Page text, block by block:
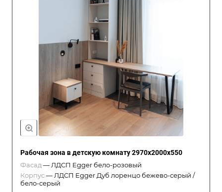
Рабочая зона в детскую комнату 2970x2000x550
Фасад — ЛДСП Egger бело-розовый
Корпус— ЛДСП Egger Дуб лоренцо бежево-серый /
бело-серый